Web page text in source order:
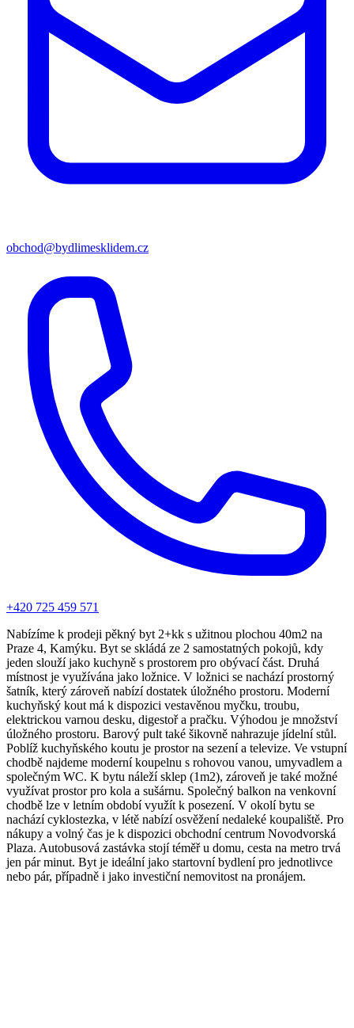
obchod@bydlimesklidem.cz
+420 725 459 571
Nabízíme k prodeji pěkný byt 2+kk s užitnou plochou 40m2 na
Praze 4, Kamýku. Byt se skládá ze 2 samostatných pokojů, kdy
jeden slouží jako kuchyně s prostorem pro obývací část. Druhá
místnost je využívána jako ložnice. V ložnici se nachází prostorný
šatník, který zároveň nabízí dostatek úložného prostoru. Moderní
kuchyňský kout má k dispozici vestavěnou myčku, troubu,
elektrickou varnou desku, digestoř a pračku. Výhodou je množství
úložného prostoru. Barový pult také šikovně nahrazuje jídelní stůl.
Poblíž kuchyňského koutu je prostor na sezení a televize. Ve vstupní
chodbě najdeme moderní koupelnu s rohovou vanou, umyvadlem a
společným WC. K bytu náleží sklep (1m2), zároveň je také možné
využívat prostor pro kola a sušárnu. Společný balkon na venkovní
chodbě lze v letním období využít k posezení. V okolí bytu se
nachází cyklostezka, v létě nabízí osvěžení nedaleké koupaliště. Pro
nákupy a volný čas je k dispozici obchodní centrum Novodvorská
Plaza. Autobusová zastávka stojí téměř u domu, cesta na metro trvá
jen pár minut. Byt je ideální jako startovní bydlení pro jednotlivce
nebo pár, případně i jako investiční nemovitost na pronájem.